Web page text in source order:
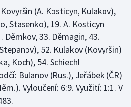
Kovyršin (A. Kosticyn, Kulakov),
Stasenko), 19. A. Kosticyn
Děmkov, 33. Děmagin, 43.
52. Kulakov (Kovyršin)
Koch), 54. Schiechl
Bulanov (Rus.), Jeřábek (ČR)
Vyloučení: 6:9. Využití: 1:1. V